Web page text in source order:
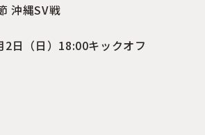
沖縄SV戦
2日（日）18:00キックオフ